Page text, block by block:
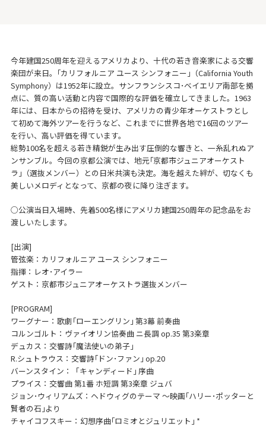
今年建国250周年を迎えるアメリカより、十代の若き音楽家による交響
楽団が来日。｢カリフォルニア ユース シンフォニー｣（California Youth
Symphony）は1952年に設立。サンフランシスコ･ベイエリア南部を拠
点に、質の高い活動と内容で国際的な評価を確立してきました。1963
年には、日本からの招待を受け、アメリカの青少年オーケストラとし
て初めて海外ツアーを行うなど、これまでに世界各地で16回のツアー
を行い、高い評価を得ています。
総勢100名を超える若き精鋭が生み出す圧倒的な響きと、一糸乱れぬア
ンサンブル。今回の京都公演では、地元｢京都市ジュニアオーケスト
ラ｣（選抜メンバー）との日米共演も決定。海を越えた絆が、切なくも
美しいメロディとなって、京都の夜に降り注ぎます。
○公演当日入場時、先着500名様にアメリカ建国250周年の記念品をお
渡しいたします。
[出演]
管弦楽：カリフォルニア ユース シンフォニー
指揮：レオ･アイラー
ゲスト：京都市ジュニアオーケストラ選抜メンバー
[PROGRAM]
ワーグナー：歌劇｢ローエングリン｣ 第3幕 前奏曲
コルンゴルト：ヴァイオリン協奏曲 ニ長調 op.35 第3楽章
デュカス：交響詩｢魔法使いの弟子｣
R.シュトラウス：交響詩｢ドン･ファン｣ op.20
バーンスタイン：「キャンディード｣ 序曲
プライス：交響曲 第1番 ホ短調 第3楽章 ジュバ
ジョン･ウィリアムズ：ヘドウィグのテーマ ～映画｢ハリー･ポッターと
賢者の石｣より
チャイコフスキー：幻想序曲｢ロミオとジュリエット｣ *